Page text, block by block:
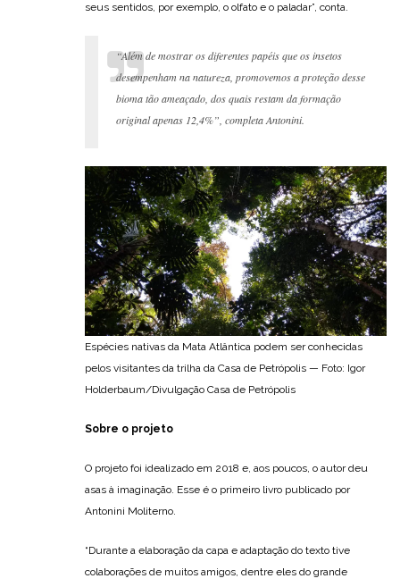
seus sentidos, por exemplo, o olfato e o paladar”, conta.
“Além de mostrar os diferentes papéis que os insetos
desempenham na natureza, promovemos a proteção desse
bioma tão ameaçado, dos quais restam da formação
original apenas 12,4%”, completa Antonini.
Espécies nativas da Mata Atlântica podem ser conhecidas
pelos visitantes da trilha da Casa de Petrópolis — Foto: Igor
Holderbaum/Divulgação Casa de Petrópolis
Sobre o projeto
O projeto foi idealizado em 2018 e, aos poucos, o autor deu
asas à imaginação. Esse é o primeiro livro publicado por
Antonini Moliterno.
“Durante a elaboração da capa e adaptação do texto tive
colaborações de muitos amigos, dentre eles do grande